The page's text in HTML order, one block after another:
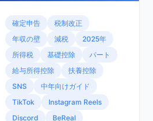
確定申告
税制改正
年収の壁
減税
2025年
所得税
基礎控除
パート
給与所得控除
扶養控除
SNS
中年向けガイド
TikTok
Instagram Reels
Discord
BeReal